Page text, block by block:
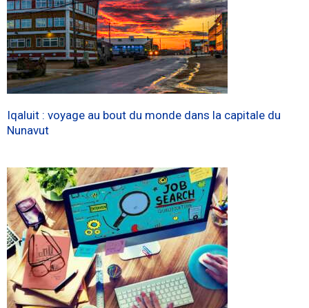
Iqaluit : voyage au bout du monde dans la capitale du
Nunavut